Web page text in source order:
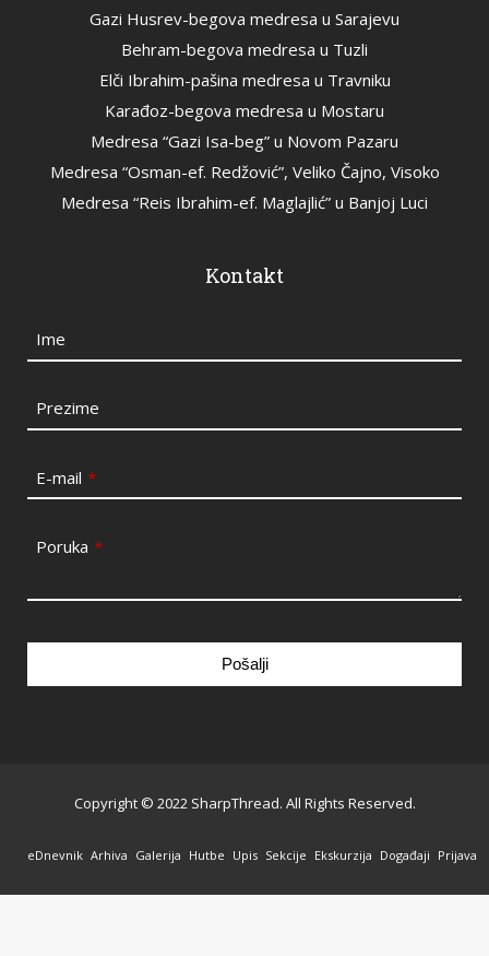
Gazi Husrev-begova medresa u Sarajevu
Behram-begova medresa u Tuzli
Elči Ibrahim-pašina medresa u Travniku
Karađoz-begova medresa u Mostaru
Medresa “Gazi Isa-beg” u Novom Pazaru
Medresa “Osman-ef. Redžović”, Veliko Čajno, Visoko
Medresa “Reis Ibrahim-ef. Maglajlić” u Banjoj Luci
Kontakt
Ime
Prezime
E-mail *
Poruka *
Pošalji
blank
Copyright © 2022 SharpThread. All Rights Reserved.
eDnevnik Arhiva Galerija Hutbe Upis Sekcije Ekskurzija Događaji Prijava